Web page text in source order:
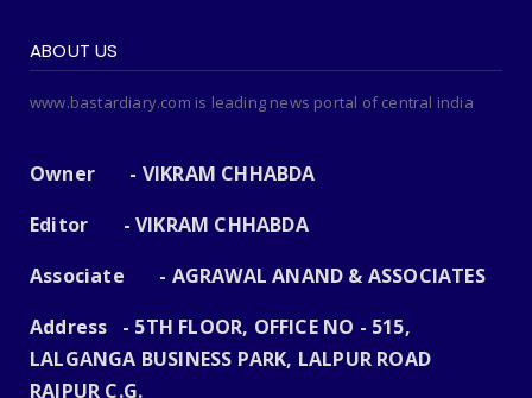
ABOUT US
www.bastardiary.com is leading news portal of central india
Owner - VIKRAM CHHABDA
Editor - VIKRAM CHHABDA
Associate - AGRAWAL ANAND & ASSOCIATES
Address - 5TH FLOOR, OFFICE NO - 515,
LALGANGA BUSINESS PARK, LALPUR ROAD
RAIPUR C.G.